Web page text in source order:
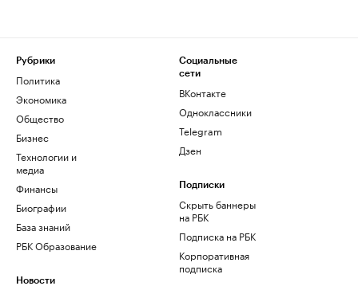
Рубрики
Политика
Экономика
Общество
Бизнес
Технологии и
медиа
Финансы
Биографии
База знаний
РБК Образование
Новости
Социальные
сети
ВКонтакте
Одноклассники
Telegram
Дзен
Подписки
Скрыть баннеры
на РБК
Подписка на РБК
Корпоративная
подписка